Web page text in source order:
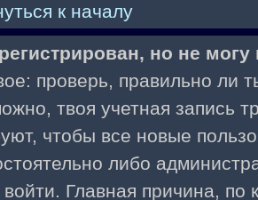
к началу
но не могу
проверь, правильно ли
твоя учетная запись
чтобы все новые
либо
войти. Главная причина,